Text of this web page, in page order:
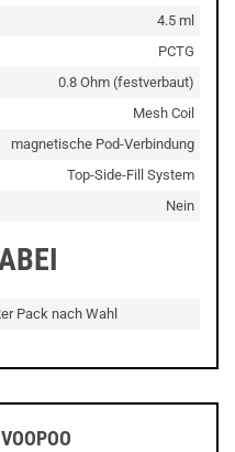
4.5 ml
PCTG
0.8 Ohm (festverbaut)
Mesh Coil
magnetische Pod-Verbindung
Top-Side-Fill System
Nein
Pack nach Wahl